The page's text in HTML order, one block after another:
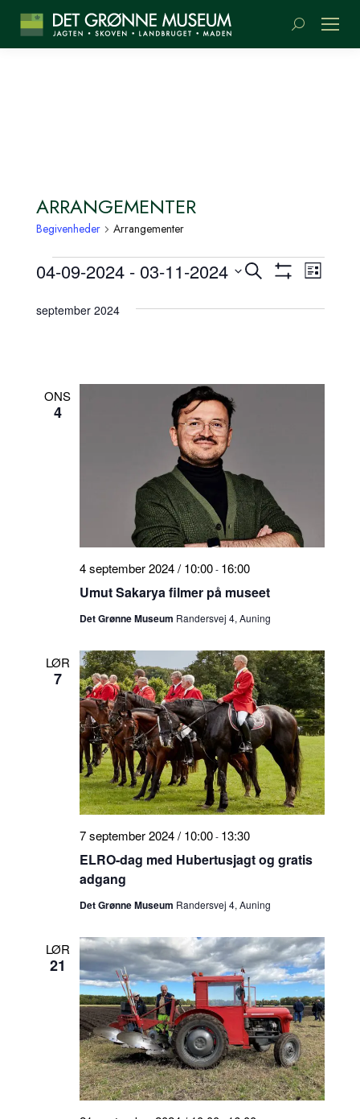
Søge:
ARRANGEMENTER
Begivenheder Arrangementer
BEGIVENHEDER
OG
Søg
begivenheder
Liste
04-09-2024 - 03-11-2024
dato.
september 2024
ONS
4
Umut Sakarya filmer på museet
4 september 2024 / 10:00- 16:00
Det Grønne Museum Randersvej 4, Auning
LØR
7
ELRO-dag med Hubertusjagt og gratis
adgang
7 september 2024 / 10:00- 13:30
Det Grønne Museum Randersvej 4, Auning
LØR
21